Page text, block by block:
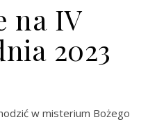
na IV
2023
w misterium Bożego